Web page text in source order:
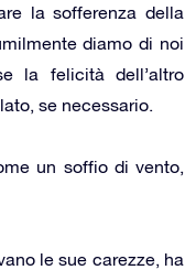
la sofferenza della
diamo di noi
la felicità dell’altro
se necessario.
un soffio di vento,
le sue carezze, ha